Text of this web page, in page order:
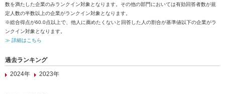
数を満たした企業のみランクイン対象となります。その他の部門においては有効回答者数が規
定人数の半数以上の企業がランクイン対象となります。
※総合得点が60.0点以上で、他人に薦めたくないと回答した人の割合が基準値以下の企業がラ
ンクイン対象となります。
≫ 詳細はこちら
過去ランキング
2024年
2023年